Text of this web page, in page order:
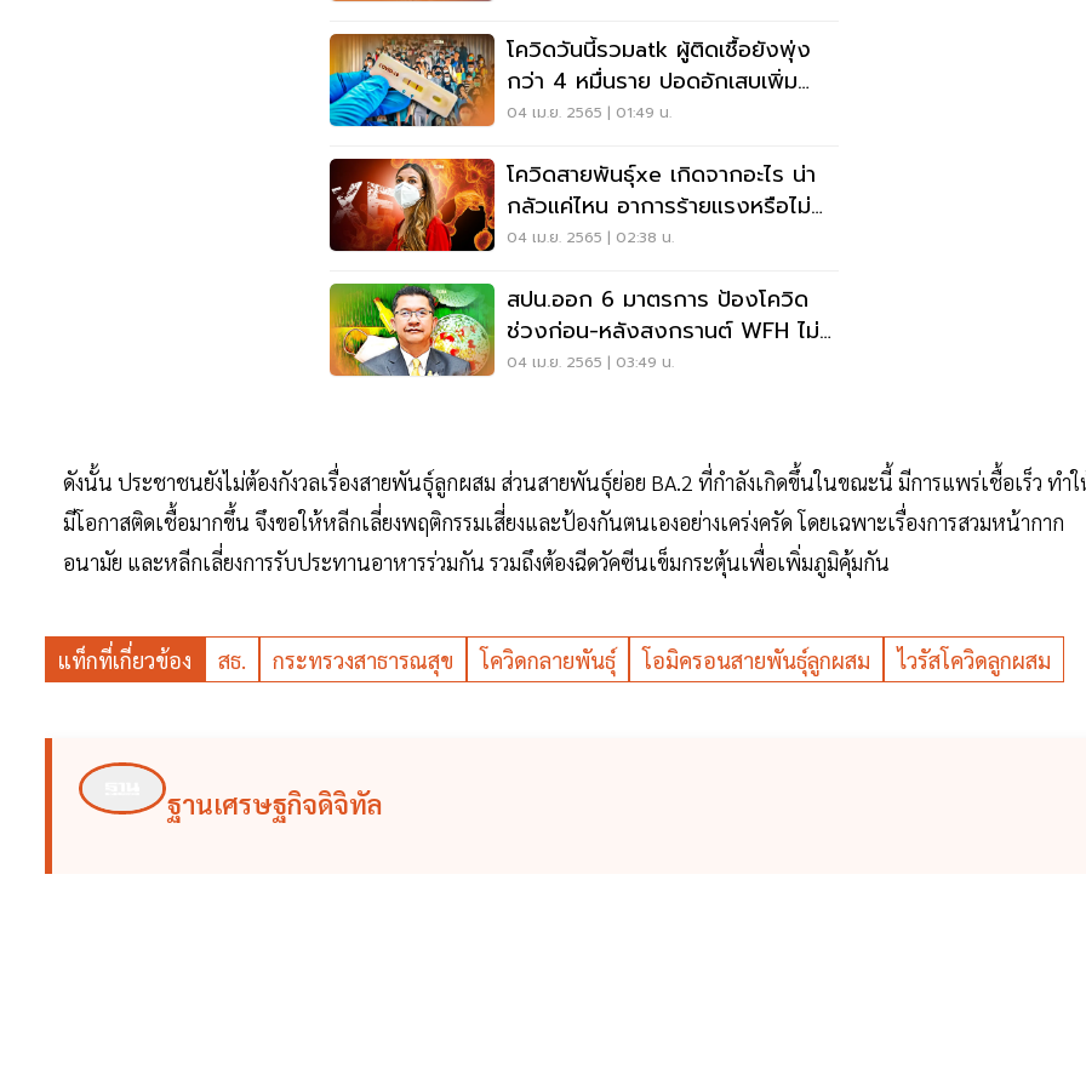
โควิดวันนี้รวมatk ผู้ติดเชื้อยังพุ่ง
กว่า 4 หมื่นราย ปอดอักเสบเพิ่ม
8.14%
04 เม.ย. 2565 | 01:49 น.
โควิดสายพันธุ์xe เกิดจากอะไร น่า
กลัวแค่ไหน อาการร้ายแรงหรือไม่
อ่านเลย
04 เม.ย. 2565 | 02:38 น.
สปน.ออก 6 มาตรการ ป้องโควิด
ช่วงก่อน-หลังสงกรานต์ WFH ไม่
น้อยกว่า 50-70 %
04 เม.ย. 2565 | 03:49 น.
ดังนั้น ประชาชนยังไม่ต้องกังวลเรื่องสายพันธุ์ลูกผสม ส่วนสายพันธุ์ย่อย BA.2 ที่กำลังเกิดขึ้นในขณะนี้ มีการแพร่เชื้อเร็ว ทำ
มีโอกาสติดเชื้อมากขึ้น จึงขอให้หลีกเลี่ยงพฤติกรรมเสี่ยงและป้องกันตนเองอย่างเคร่งครัด โดยเฉพาะเรื่องการสวมหน้ากาก
อนามัย และหลีกเลี่ยงการรับประทานอาหารร่วมกัน รวมถึงต้องฉีดวัคซีนเข็มกระตุ้นเพื่อเพิ่มภูมิคุ้มกัน
แท็กที่เกี่ยวข้อง สธ. กระทรวงสาธารณสุข โควิดกลายพันธุ์ โอมิครอนสายพันธุ์ลูกผสม ไวรัสโควิดลูกผสม
ฐานเศรษฐกิจดิจิทัล